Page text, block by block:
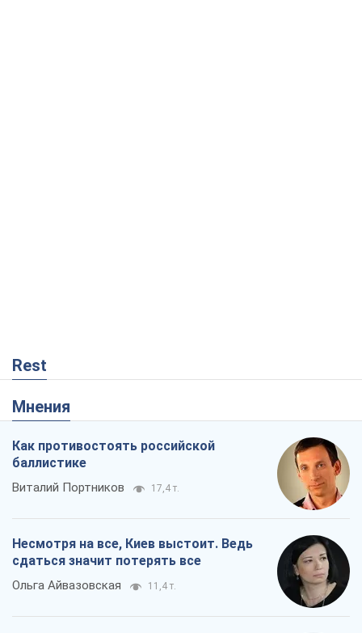
Rest
Мнения
Как противостоять российской
баллистике
Виталий Портников 17,4 т.
Несмотря на все, Киев выстоит. Ведь
сдаться значит потерять все
Ольга Айвазовская 11,4 т.